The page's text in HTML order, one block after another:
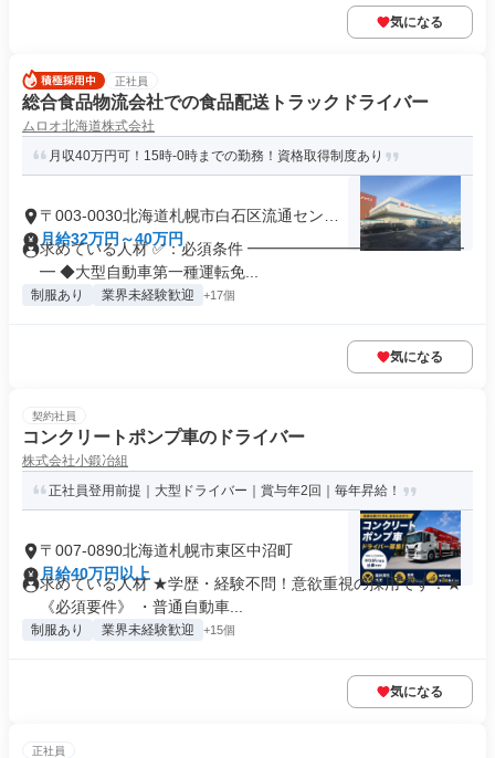
気になる
正社員
総合食品物流会社での食品配送トラックドライバー
ムロオ北海道株式会社
月収40万円可！15時-0時までの勤務！資格取得制度あり
〒003-0030北海道札幌市白石区流通センタ
ー
月給32万円～40万円
求めている人材 ✅：必須条件 ━━━━━━━━━━━━━━
━ ◆大型自動車第一種運転免...
制服あり 業界未経験歓迎 +17個
気になる
契約社員
コンクリートポンプ車のドライバー
株式会社小鍛冶組
正社員登用前提｜大型ドライバー｜賞与年2回｜毎年昇給！
〒007-0890北海道札幌市東区中沼町
月給40万円以上
求めている人材 ★学歴・経験不問！意欲重視の採用です！★
《必須要件》 ・普通自動車...
制服あり 業界未経験歓迎 +15個
気になる
正社員